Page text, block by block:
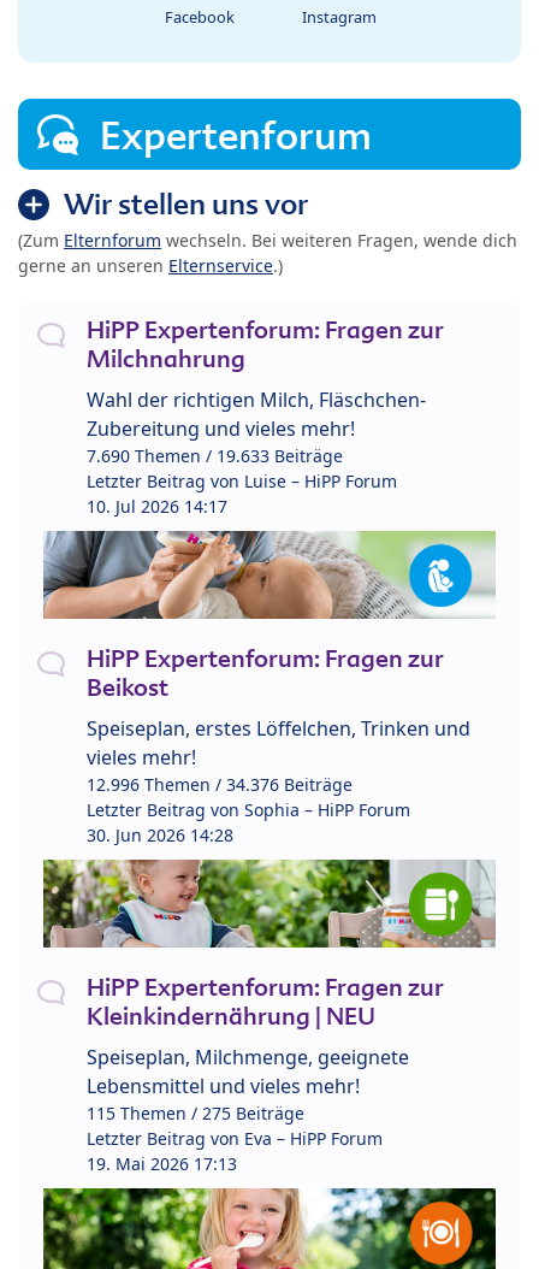
Facebook Instagram
Expertenforum
Wir stellen uns vor
(Zum Elternforum wechseln. Bei weiteren Fragen, wende dich
gerne an unseren Elternservice.)
HiPP Expertenforum: Fragen zur
Milchnahrung
Wahl der richtigen Milch, Fläschchen-
Zubereitung und vieles mehr!
7.690 Themen / 19.633 Beiträge
Letzter Beitrag von Luise – HiPP Forum
10. Jul 2026 14:17
HiPP Expertenforum: Fragen zur
Beikost
Speiseplan, erstes Löffelchen, Trinken und
vieles mehr!
12.996 Themen / 34.376 Beiträge
Letzter Beitrag von Sophia – HiPP Forum
30. Jun 2026 14:28
HiPP Expertenforum: Fragen zur
Kleinkindernährung | NEU
Speiseplan, Milchmenge, geeignete
Lebensmittel und vieles mehr!
115 Themen / 275 Beiträge
Letzter Beitrag von Eva – HiPP Forum
19. Mai 2026 17:13